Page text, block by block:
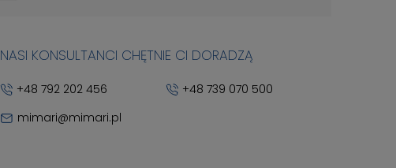
NASI KONSULTANCI CHĘTNIE CI DORADZĄ
+48 792 202 456
+48 739 070 500
mimari@mimari.pl